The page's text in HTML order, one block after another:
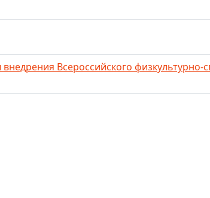
Всероссийского физкультурно-